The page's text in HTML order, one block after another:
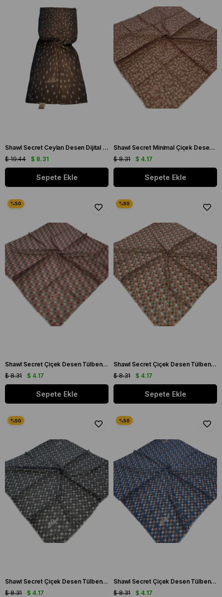
Shawl Secret Ceylan Desen Dijital Bambu Kraş Şal 54317
$ 8.31
$ 19.44
Sepete Ekle
Shawl Secret Minimal Çiçek Desen Tülbent Bakır 54665
$ 4.17
$ 8.31
Sepete Ekle
Shawl Secret Çiçek Desen Tülbent Gri 54982
$ 4.17
$ 8.31
Sepete Ekle
Shawl Secret Çiçek Desen Tülbent Pudra 54983
$ 4.17
$ 8.31
Sepete Ekle
Shawl Secret Çiçek Desen Tülbent Siyah 54984
$ 4.17
$ 8.31
Shawl Secret Çiçek Desen Tülbent Lacivert 54985
$ 4.17
$ 8.31